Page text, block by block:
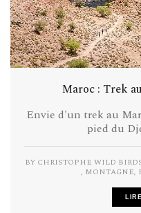
Maroc : Trek
Envie d'un trek au
pied du
BY CHRISTOPHE WILD
, MONTAGNE,